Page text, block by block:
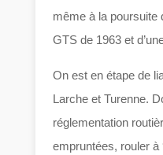
même à la poursuite
GTS de 1963 et
On est en étape de
Larche et Turenne.
réglementation
empruntées, rouler